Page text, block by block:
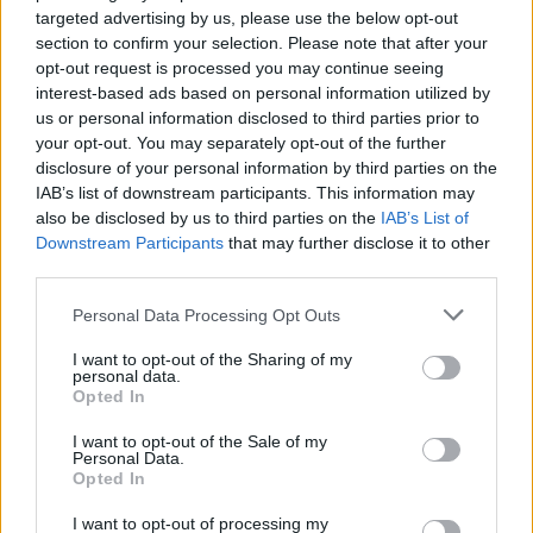
targeted advertising by us, please use the below opt-out
section to confirm your selection. Please note that after your
opt-out request is processed you may continue seeing
interest-based ads based on personal information utilized by
us or personal information disclosed to third parties prior to
your opt-out. You may separately opt-out of the further
disclosure of your personal information by third parties on the
IAB’s list of downstream participants. This information may
also be disclosed by us to third parties on the IAB’s List of
Downstream Participants that may further disclose it to other
Please note that this website/app uses one or more Google
not limited to your visit or usage behaviour. You may click to
grant or deny consent to Google and its third-party tags to
use your data for below specified purposes in below Google
consent section.
Personal Data Processing Opt Outs
I want to opt-out of the Sharing of my
personal data.
Opted In
I want to opt-out of the Sale of my
Personal Data.
Opted In
I want to opt-out of processing my
Országgyűlés
Kiterjedt tüzek pusztítanak az országban, köztük Karcagon
Harmadfokú hőségriasztás az országban: Szolnokon klímát
javítottak, helikoptereket is bevetettek a tüzeknél
A zárkában rosszul lett, elájult – ilyen körülményekről
számoltak be a szolnoki börtönből
Váratlan fennakadás borította fel a Szolnok–Kecskemét
A polgármester a szolnoki cégekhez fordult: több száz
Csődbe ment a tószegi Accell Hunland, a hazai
kerékpárgyártás meghatározó szereplője
Egyszer fent, egyszer lent, így festett a Duna a két évvel
ezelőtti árvíz idején és így most – fotógyűjtemény